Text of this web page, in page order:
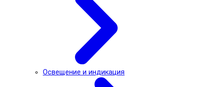
Освещение и индикация